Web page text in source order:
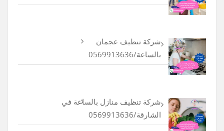
شركة تنظيف عجمان
بالساعة/0569913636
شركة تنظيف منازل بالساعة في
الشارقة/0569913636